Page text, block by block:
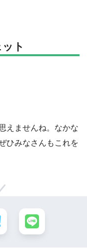
ト
えませんね。なかな
ひみなさんもこれを